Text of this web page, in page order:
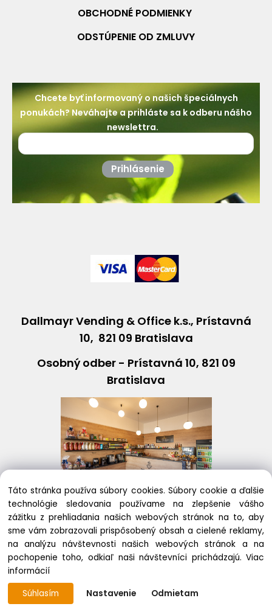
OBCHODNÉ PODMIENKY
ODSTÚPENIE OD ZMLUVY
Chcete byť informovaný o našich špeciálnych
ponukách? Neváhajte a prihláste sa k odberu nášho
newslettra.
Prihlásenie
Dallmayr Vending & Office k.s., Prístavná
10, 821 09 Bratislava
Osobný odber - Prístavná 10, 821 09
Bratislava
+421243631408 eshop@ dallmayr .sk
Copyright © 2020
Táto stránka používa súbory cookies. Súbory cookie a ďalšie
technológie sledovania používame na zlepšenie vášho
zážitku z prehliadania našich webových stránok na to, aby
sme vám zobrazovali prispôsobený obsah a cielené reklamy,
na analýzu návštevnosti našich webových stránok a na
pochopenie toho, odkiaľ naši návštevníci prichádzajú.Viac
informácií
Súhlasím
Nastavenie Odmietam
https://dallmayr-eshop.sk/eshop/user-
profile/documents/search/